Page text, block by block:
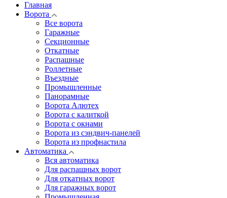
Главная
Ворота
Все ворота
Гаражные
Секционные
Откатные
Распашные
Роллетные
Въездные
Промышленные
Панорамные
Ворота Алютех
Ворота с калиткой
Ворота c окнами
Ворота из сэндвич-панелей
Ворота из профнастила
Автоматика
Вся автоматика
Для распашных ворот
Для откатных ворот
Для гаражных ворот